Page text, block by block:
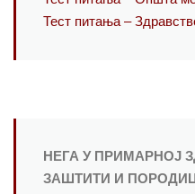
Тест питања –
НЕГА У ПРИМАРНОЈ
ЗАШТИТИ И